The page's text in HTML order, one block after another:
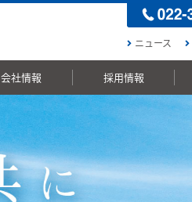
ニュース
会社情報 採用情報